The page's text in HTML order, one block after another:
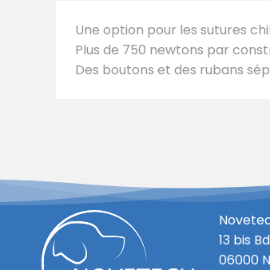
Une option pour les sutures
Plus de 750 newtons par
Des boutons et des rubans
13 bis
06000